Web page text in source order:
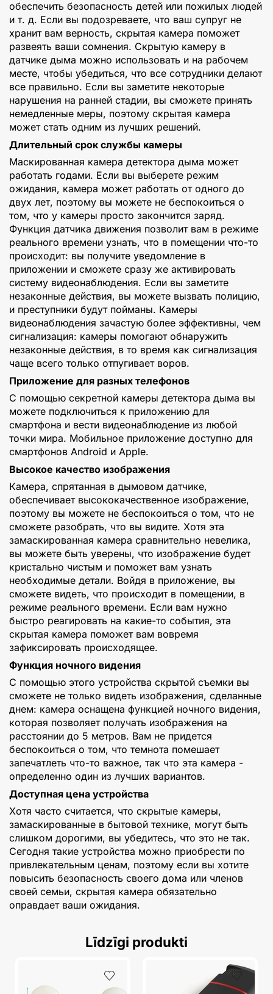
обеспечить безопасность детей или пожилых людей
и т. д. Если вы подозреваете, что ваш супруг не
хранит вам верность, скрытая камера поможет
развеять ваши сомнения. Скрытую камеру в
датчике дыма можно использовать и на рабочем
месте, чтобы убедиться, что все сотрудники делают
все правильно. Если вы заметите некоторые
нарушения на ранней стадии, вы сможете принять
немедленные меры, поэтому скрытая камера
может стать одним из лучших решений.
Длительный срок службы камеры
Маскированная камера детектора дыма может
работать годами. Если вы выберете режим
ожидания, камера может работать от одного до
двух лет, поэтому вы можете не беспокоиться о
том, что у камеры просто закончится заряд.
Функция датчика движения позволит вам в режиме
реального времени узнать, что в помещении что-то
происходит: вы получите уведомление в
приложении и сможете сразу же активировать
систему видеонаблюдения. Если вы заметите
незаконные действия, вы можете вызвать полицию,
и преступники будут пойманы. Камеры
видеонаблюдения зачастую более эффективны, чем
сигнализация: камеры помогают обнаружить
незаконные действия, в то время как сигнализация
чаще всего только отпугивает воров.
Приложение для разных телефонов
С помощью секретной камеры детектора дыма вы
можете подключиться к приложению для
смартфона и вести видеонаблюдение из любой
точки мира. Мобильное приложение доступно для
смартфонов Android и Apple.
Высокое качество изображения
Камера, спрятанная в дымовом датчике,
обеспечивает высококачественное изображение,
поэтому вы можете не беспокоиться о том, что не
сможете разобрать, что вы видите. Хотя эта
замаскированная камера сравнительно невелика,
вы можете быть уверены, что изображение будет
кристально чистым и поможет вам узнать
необходимые детали. Войдя в приложение, вы
сможете видеть, что происходит в помещении, в
режиме реального времени. Если вам нужно
быстро реагировать на какие-то события, эта
скрытая камера поможет вам вовремя
зафиксировать происходящее.
Функция ночного видения
С помощью этого устройства скрытой съемки вы
сможете не только видеть изображения, сделанные
днем: камера оснащена функцией ночного видения,
которая позволяет получать изображения на
расстоянии до 5 метров. Вам не придется
беспокоиться о том, что темнота помешает
запечатлеть что-то важное, так что эта камера -
определенно один из лучших вариантов.
Доступная цена устройства
Хотя часто считается, что скрытые камеры,
замаскированные в бытовой технике, могут быть
слишком дорогими, вы убедитесь, что это не так.
Сегодня такие устройства можно приобрести по
привлекательным ценам, поэтому если вы хотите
повысить безопасность своего дома или членов
своей семьи, скрытая камера обязательно
оправдает ваши ожидания.
Līdzīgi produkti